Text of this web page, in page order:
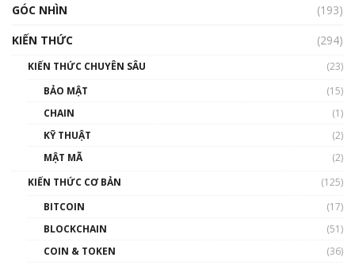
00:43:47
như thể nào?
00:39:31
GÓC NHÌN
(193)
KIẾN THỨC
(294)
KIẾN THỨC CHUYÊN SÂU
(23)
BẢO MẬT
(15)
CHAIN
(1)
KỸ THUẬT
(2)
MẬT MÃ
(2)
KIẾN THỨC CƠ BẢN
(125)
BITCOIN
(17)
BLOCKCHAIN
(51)
COIN & TOKEN
(36)